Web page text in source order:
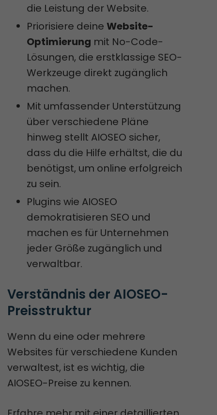
die Leistung der Website.
Priorisiere deine Website-
Optimierung mit No-Code-
Lösungen, die erstklassige SEO-
Werkzeuge direkt zugänglich
machen.
Mit umfassender Unterstützung
über verschiedene Pläne
hinweg stellt AIOSEO sicher,
dass du die Hilfe erhältst, die du
benötigst, um online erfolgreich
zu sein.
Plugins wie AIOSEO
demokratisieren SEO und
machen es für Unternehmen
jeder Größe zugänglich und
verwaltbar.
Verständnis der AIOSEO-
Preisstruktur
Wenn du eine oder mehrere
Websites für verschiedene Kunden
verwaltest, ist es wichtig, die
AIOSEO-Preise zu kennen.